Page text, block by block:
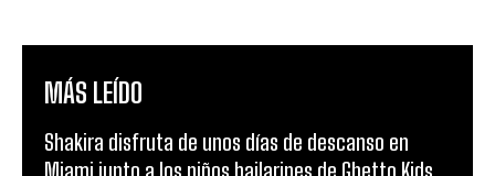
MÁS LEÍDO
Shakira disfruta de unos días de descanso en
Miami junto a los niños bailarines de Ghetto Kids